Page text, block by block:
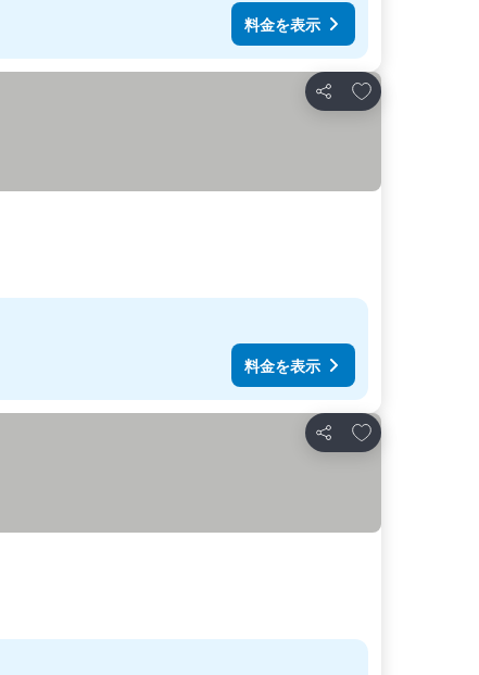
料金を表示
シェア
お気に入りに追加
料金を表示
シェア
お気に入りに追加